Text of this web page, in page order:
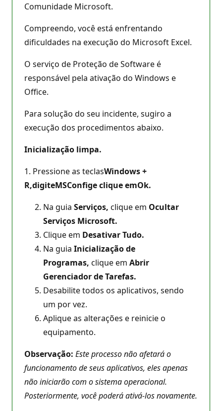
Comunidade Microsoft.
Compreendo, você está enfrentando
dificuldades na execução do Microsoft Excel.
O serviço de Proteção de Software é
responsável pela ativação do Windows e
Office.
Para solução do seu incidente, sugiro a
execução dos procedimentos abaixo.
Inicialização limpa.
1. Pressione as teclasWindows +
R,digiteMSConfige clique emOk.
Na guia Serviços, clique em Ocultar
Serviços Microsoft.
Clique em Desativar Tudo.
Na guia Inicialização de
Programas, clique em Abrir
Gerenciador de Tarefas.
Desabilite todos os aplicativos, sendo
um por vez.
Aplique as alterações e reinicie o
equipamento.
Observação: Este processo não afetará o
funcionamento de seus aplicativos, eles apenas
não iniciarão com o sistema operacional.
Posteriormente, você poderá ativá-los novamente.